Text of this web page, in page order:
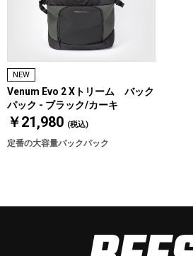
NEW
Venum Evo 2 Xトリーム バック
パック - ブラック/カーキ
￥21,980 (税込)
定番の大容量バックパック